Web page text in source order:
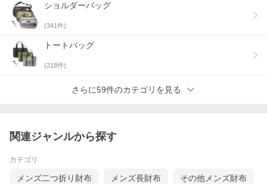
サイズ情報
本体：H7×W8cm
重量
牛革（トーマスウェア＆サンズ社 ブライドルレザー）
ショルダーバッグ
(341件)
トートバッグ
(218件)
さらに59件のカテゴリを見る
関連ジャンルから探す
カテゴリ
メンズ二つ折り財布 メンズ長財布 その他メンズ財布